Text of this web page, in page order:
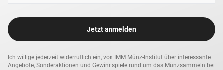
Jetzt anmelden
Ich willige jederzeit widerruflich ein, von IMM Münz-Institut über interessante
Angebote, Sonderaktionen und Gewinnspiele rund um das Münzsammeln bei